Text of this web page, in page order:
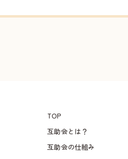
TOP
互助会とは？
互助会の仕組み